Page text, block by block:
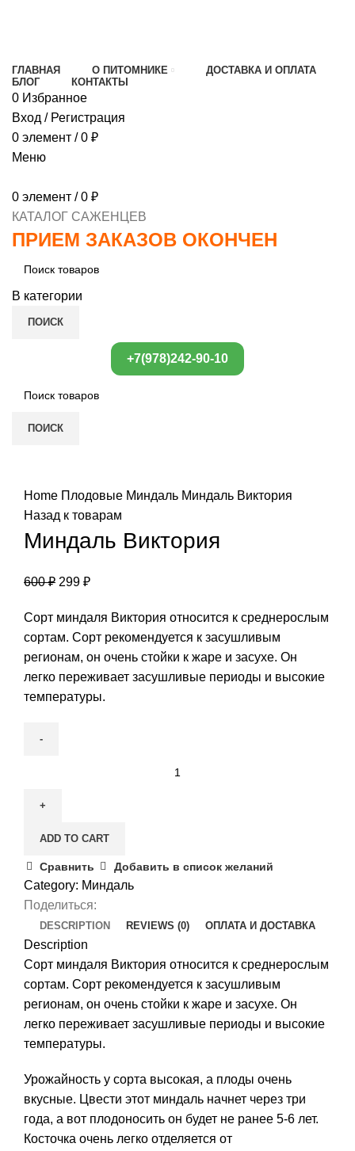
ГЛАВНАЯ О ПИТОМНИКЕ
ДОСТАВКА И ОПЛАТА
БЛОГ
КОНТАКТЫ
0 Избранное
Вход / Регистрация
0 элемент / 0 ₽
Меню
0 элемент / 0 ₽
КАТАЛОГ САЖЕНЦЕВ
ПРИЕМ ЗАКАЗОВ ОКОНЧЕН
В категории
ПОИСК
+7(978)242-90-10
ПОИСК
Home Плодовые Миндаль Миндаль Виктория
Назад к товарам
Миндаль Виктория
600₽ 299 ₽
Сорт миндаля Виктория относится к среднерослым
сортам. Сорт рекомендуется к засушливым
регионам, он очень стойки к жаре и засухе. Он
легко переживает засушливые периоды и высокие
температуры.
quantity
ADD TO CART
Сравнить Добавить в список желаний
Category: Миндаль
Поделиться:
DESCRIPTION REVIEWS (0) ОПЛАТА И ДОСТАВКА
Description
Сорт миндаля Виктория относится к среднерослым
сортам. Сорт рекомендуется к засушливым
регионам, он очень стойки к жаре и засухе. Он
легко переживает засушливые периоды и высокие
температуры.
Урожайность у сорта высокая, а плоды очень
вкусные. Цвести этот миндаль начнет через три
года, а вот плодоносить он будет не ранее 5-6 лет.
Косточка очень легко отделяется от